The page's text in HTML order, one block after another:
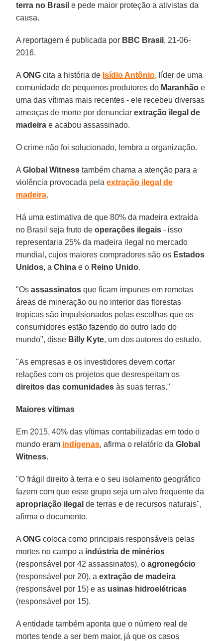
terra no Brasil e pede maior proteção a ativistas da
causa.
A reportagem é publicada por BBC Brasil , 21-06-
2016.
AONG cita a história de Isídio Antônio, líder de uma
comunidade de pequenos produtores do Maranhão e
uma das vítimas mais recentes - ele recebeu diversas
ameaças de morte por denunciarextração ilegal de
madeira e acabou assassinado.
O crime não foi solucionado, lembra a organização.
AGlobal Witness também chama a atenção para a
violência provocada pelaextração ilegal de
madeira.
Há uma estimativa de que 80% da madeira extraída
no Brasil seja fruto deoperações ilegais - isso
representaria 25% da madeira ilegal no mercado
mundial, cujos maiores compradores são os Estados
Unidos, aChina e o Reino Unido.
"Osassassinatos que ficam impunes em remotas
áreas de mineração ou no interior das florestas
tropicas são impulsionados pelas escolhas que os
consumidores estão fazendo do outro lado do
mundo", disse Billy Kyte, um dos autores do estudo.
"As empresas e os investidores devem cortar
relações com os projetos que desrespeitam os
direitos das comunidades às suas terras."
Maiores vítimas
Em 2015, 40% das vítimas contabilizadas em todo o
mundo eram indígenas, afirma o relatório daGlobal
Witness.
"O frágil direito à terra e o seu isolamento geográfico
fazem com que esse grupo seja um alvo frequente da
apropriação ilegal de terras e de recursos naturais",
afirma o documento.
AONG coloca como principais responsáveis pelas
mortes no campo a indústria de minérios
(responsável por 42 assassinatos), oagronegócio
(responsável por 20), aextração de madeira
(responsável por 15) e as usinas hidroelétricas
(responsável por 15).
A entidade também aponta que o número real de
mortes tende a ser bem maior, já que os casos